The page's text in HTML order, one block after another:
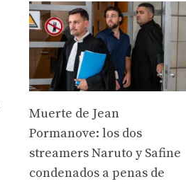
Muerte de Jean
Pormanove: los dos
streamers Naruto y Safine
condenados a penas de